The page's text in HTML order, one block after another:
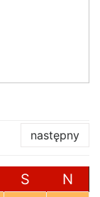
następny
S N